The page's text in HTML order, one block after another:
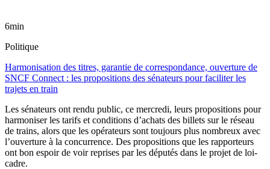
6min
Politique
Harmonisation des titres, garantie de correspondance, ouverture de
SNCF Connect : les propositions des sénateurs pour faciliter les
trajets en train
Les sénateurs ont rendu public, ce mercredi, leurs propositions pour
harmoniser les tarifs et conditions d’achats des billets sur le réseau
de trains, alors que les opérateurs sont toujours plus nombreux avec
l’ouverture à la concurrence. Des propositions que les rapporteurs
ont bon espoir de voir reprises par les députés dans le projet de loi-
cadre.